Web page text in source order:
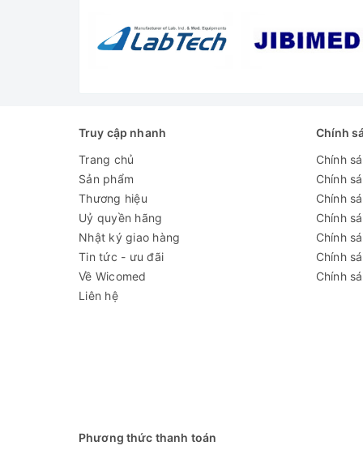
Truy cập nhanh
Trang chủ
Sản phẩm
Thương hiệu
Uỷ quyền hãng
Nhật ký giao hàng
Tin tức - ưu đãi
Về Wicomed
Liên hệ
Chính
Chính
Chính
Chính
Chính
Chính
Chính
Chính
Phương thức thanh toán